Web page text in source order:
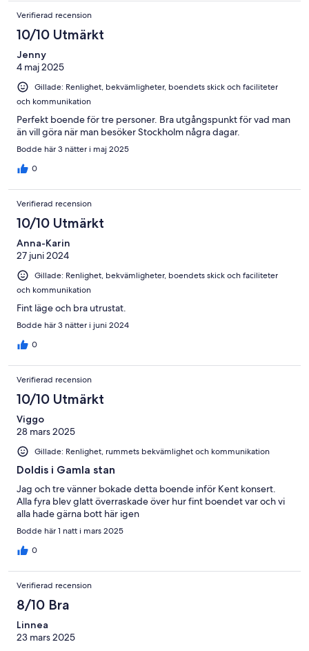
Verifierad recension
10/10 Utmärkt
Jenny
4 maj 2025
Gillade: Renlighet, bekvämligheter, boendets skick och faciliteter
och kommunikation
Perfekt boende för tre personer. Bra utgångspunkt för vad man
än vill göra när man besöker Stockholm några dagar.
Bodde här 3 nätter i maj 2025
0
Verifierad recension
10/10 Utmärkt
Anna-Karin
27 juni 2024
Gillade: Renlighet, bekvämligheter, boendets skick och faciliteter
och kommunikation
Fint läge och bra utrustat.
Bodde här 3 nätter i juni 2024
0
Verifierad recension
10/10 Utmärkt
Viggo
28 mars 2025
Gillade: Renlighet, rummets bekvämlighet och kommunikation
Doldis i Gamla stan
Jag och tre vänner bokade detta boende inför Kent konsert.
Alla fyra blev glatt överraskade över hur fint boendet var och vi
alla hade gärna bott här igen
Bodde här 1 natt i mars 2025
0
Verifierad recension
8/10 Bra
Linnea
23 mars 2025